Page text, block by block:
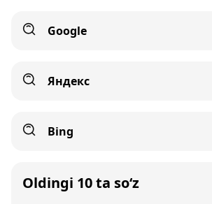
Google
Яндекс
Bing
Oldingi 10 ta so‘z